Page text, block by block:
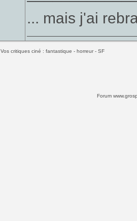
... mais j'ai
Vos critiques ciné : fantastique - horreur - SF
Forum